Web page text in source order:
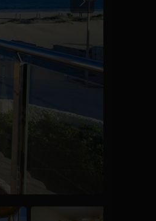
Tidligere